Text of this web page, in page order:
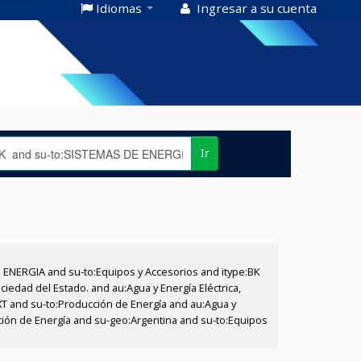
Idiomas Ingresar a su cuenta
Ir
and su-to:Equipos y Accesorios and itype:BK
del Estado. and au:Agua y Energía Eléctrica,
and su-to:Producción de Energía and au:Agua y
de Energía and su-geo:Argentina and su-to:Equipos